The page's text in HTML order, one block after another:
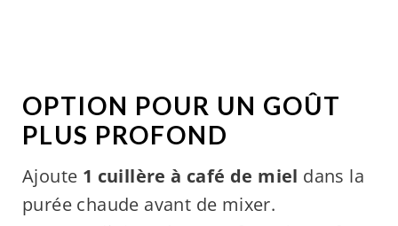
OPTION POUR UN GOÛT
PLUS PROFOND
Ajoute 1 cuillère à café de miel dans la
purée chaude avant de mixer.